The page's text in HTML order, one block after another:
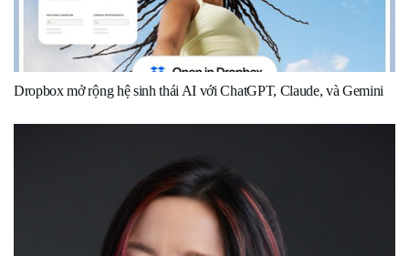
Dropbox mở rộng hệ sinh thái AI với ChatGPT, Claude, và Gemini